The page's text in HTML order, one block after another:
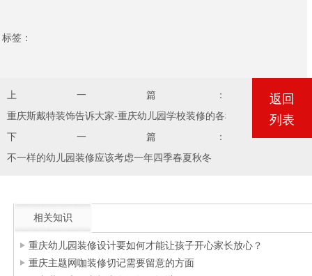
标签：
上一篇：
重庆斯戴特装饰告诉大家-重庆幼儿园学校装修的各种问题
下一篇：
不一样的幼儿园装修应该考虑一年四季春夏秋冬
返回
列表
相关知识
重庆幼儿园装修设计要如何才能让孩子开心家长放心？
重庆主题网咖装修切记需要留意的方面